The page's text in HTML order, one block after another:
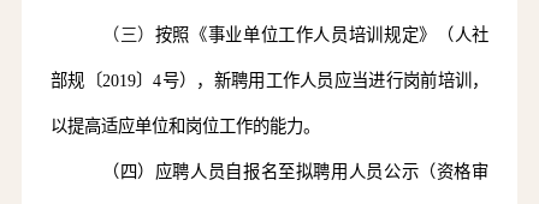
（三） 按照《事业单位工作人员培训规定》（ 人社
部规〔2019〕4号） ，新聘用工作人员应当进行岗前培训，
以提高适应单位和岗位工作的能力。
（四）应聘人员自报名至拟聘用人员公示（资格审